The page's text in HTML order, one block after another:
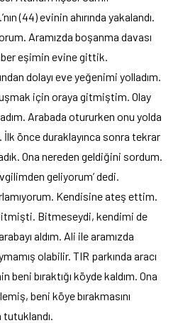
(44) evinin ahırında yakalandı.
Aramızda boşanma davası
eşimin evine gittik.
dolayı eve yeğenimi yolladım.
için oraya gitmiştim. Olay
Arabada otururken onu yolda
önce duraklayınca sonra tekrar
Ona nereden geldiğini sordum.
geliyorum’ dedi.
Kendisine ateş ettim.
Bitmeseydi, kendimi de
aldım. Ali ile aramızda
olabilir. TIR parkında aracı
beni bıraktığı köyde kaldım. Ona
beni köye bırakmasını